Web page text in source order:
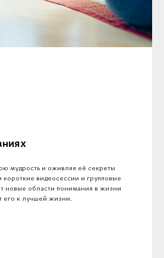
мудрость и оживляя её секреты
видеосессии и групповые
новые области понимания в жизни
его к лучшей жизни.